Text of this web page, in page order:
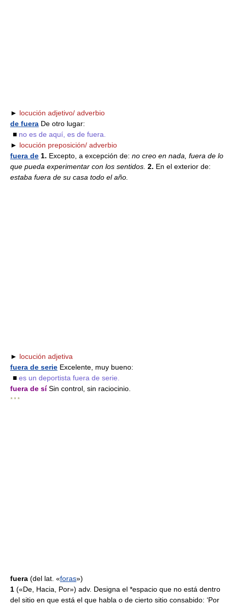
► locución adjetivo/ adverbio
de fuera De otro lugar:
■ no es de aquí, es de fuera.
► locución preposición/ adverbio
fuera de 1. Excepto, a excepción de: no creo en nada, fuera de lo
que pueda experimentar con los sentidos. 2. En el exterior de:
estaba fuera de su casa todo el año.
► locución adjetiva
fuera de serie Excelente, muy bueno:
■ es un deportista fuera de serie.
fuera de síSin control, sin raciocinio.
* * *
fuera (del lat. «foras»)
1 («De, Hacia, Por») adv. Designa el *espacio que no está dentro
del sitio en que está el que habla o de cierto sitio consabido: ‘Por